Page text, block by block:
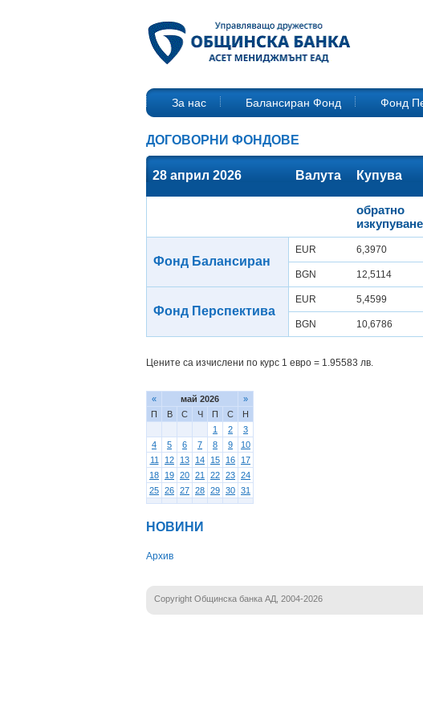
За нас Балансиран Фонд Фонд
ДОГОВОРНИ ФОНДОВЕ
28 април 2026 Валута Купува
обратно
изкупуване
Фонд Балансиран
EUR 6,3970
BGN 12,5114
Фонд Перспектива
EUR 5,4599
BGN 10,6786
Цените са изчислени по курс 1 евро = 1.95583 лв.
« май 2026
»
П
В С Ч П С
Н
1
2
3
4
5 6 7 8 9
10
11
12 13 14 15 16
17
18
19 20 21 22 23 24
25 26 27 28 29 30 31
НОВИНИ
Архив
Copyright Общинска банка АД, 2004-2026